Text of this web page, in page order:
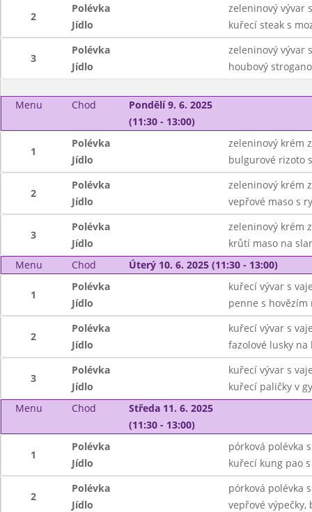
2
Polévka
zeleninový vývar
Jídlo
kuřecí steak s
3
Polévka
zeleninový vývar
Jídlo
houbový
Menu Chod
Pondělí 9. 6. 2025
(11:30 - 13:00)
1
Polévka
zeleninový krém
Jídlo
bulgurové rizoto
2
Polévka
zeleninový krém
Jídlo
vepřové maso s
3
Polévka
zeleninový krém
Jídlo
krůtí maso na
Menu
Chod Úterý 10. 6. 2025 (11:30 - 13:00)
1
Polévka
kuřecí vývar s
Jídlo
penne s hovězím
2
Polévka
kuřecí vývar s
Jídlo
fazolové lusky na
3
Polévka
kuřecí vývar s
Jídlo
kuřecí paličky v
Menu
Chod
Středa 11. 6. 2025
(11:30 - 13:00)
1
Polévka
pórková polévka
Jídlo
kuřecí kung pao
2
Polévka
pórková polévka
Jídlo
vepřové